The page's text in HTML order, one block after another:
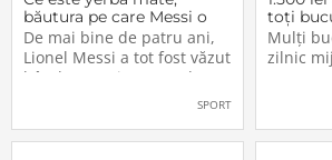
băutura pe care Messi o
bea înainte de meciurile
din Campionatul Mondial
2026
De mai bine de patru ani,
Lionel Messi a tot fost văzut
bând un ceai extrem de
popular în Argentina. Este
plantă tradițională sud-
SPORT
toți
refuză
acum,
Mulți
zilnic
dintre
cu
fără a